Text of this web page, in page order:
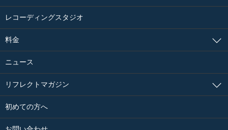
レコーディングスタジオ
料金
ニュース
リフレクトマガジン
初めての方へ